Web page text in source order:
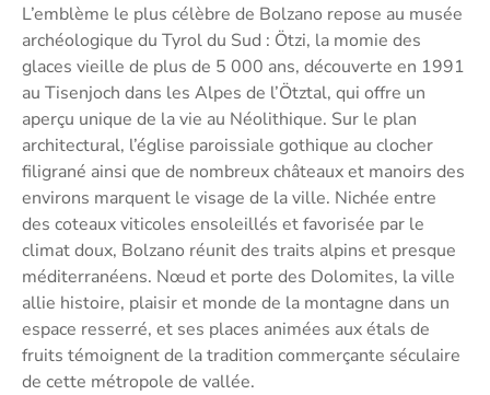
L’emblème le plus célèbre de Bolzano repose au musée
archéologique du Tyrol du Sud : Ötzi, la momie des
glaces vieille de plus de 5 000 ans, découverte en 1991
au Tisenjoch dans les Alpes de l’Ötztal, qui offre un
aperçu unique de la vie au Néolithique. Sur le plan
architectural, l’église paroissiale gothique au clocher
filigrané ainsi que de nombreux châteaux et manoirs des
environs marquent le visage de la ville. Nichée entre
des coteaux viticoles ensoleillés et favorisée par le
climat doux, Bolzano réunit des traits alpins et presque
méditerranéens. Nœud et porte des Dolomites, la ville
allie histoire, plaisir et monde de la montagne dans un
espace resserré, et ses places animées aux étals de
fruits témoignent de la tradition commerçante séculaire
de cette métropole de vallée.